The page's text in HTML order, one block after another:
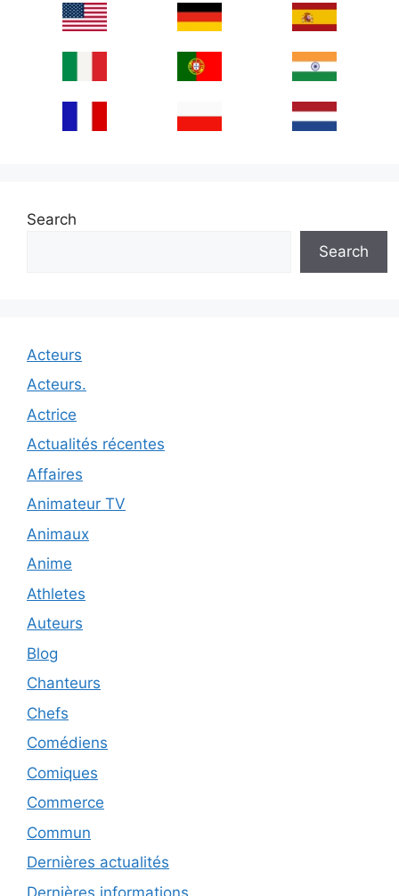
Search
Search
Acteurs
Acteurs.
Actrice
Actualités récentes
Affaires
Animateur TV
Animaux
Anime
Athletes
Auteurs
Blog
Chanteurs
Chefs
Comédiens
Comiques
Commerce
Commun
Dernières actualités
Dernières informations